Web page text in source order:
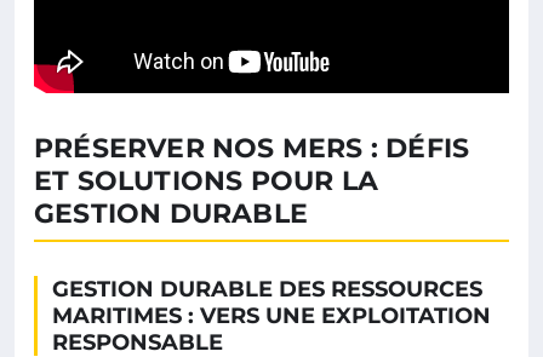
PRÉSERVER NOS MERS : DÉFIS
ET SOLUTIONS POUR LA
GESTION DURABLE
GESTION DURABLE DES RESSOURCES
MARITIMES : VERS UNE EXPLOITATION
RESPONSABLE